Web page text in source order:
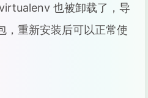
也被卸载了，导
，重新安装后可以正常使